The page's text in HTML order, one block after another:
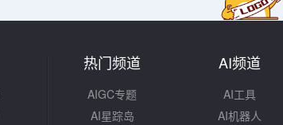
热门频道
AIGC专题
AI星踪岛
AI频道
AI工具
AI机器人